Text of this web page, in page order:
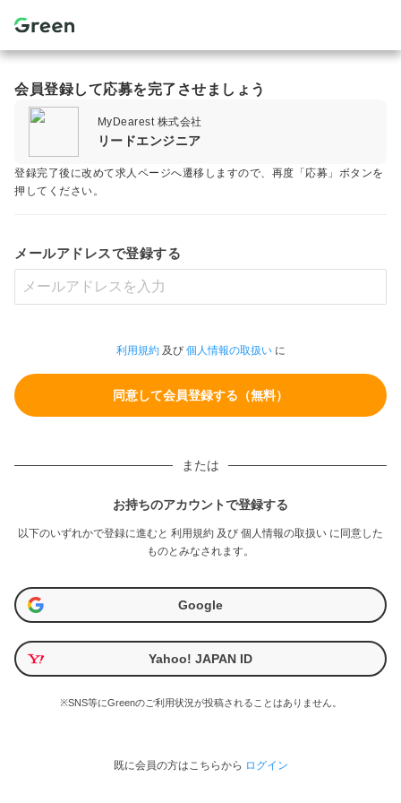
会員登録して応募を完了させましょう
MyDearest 株式会社
リードエンジニア
登録完了後に改めて求人ページへ遷移しますので、再度「応募」ボタンを
押してください。
メールアドレスで登録する
利用規約及び 個人情報の取扱いに
または
お持ちのアカウントで登録する
以下のいずれかで登録に進むと 利用規約 及び 個人情報の取扱い に同意した
ものとみなされます。
Google
Yahoo! JAPAN ID
※SNS等にGreenのご利用状況が投稿されることはありません。
既に会員の方はこちらから ログイン